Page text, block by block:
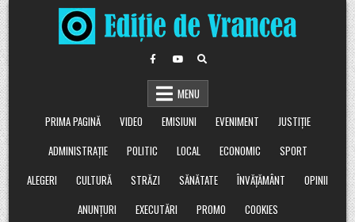
Skip
to
content
MENU
PRIMA PAGINĂ
VIDEO EMISIUNI EVENIMENT
JUSTIȚIE
ADMINISTRAȚIE
POLITIC LOCAL ECONOMIC
SPORT
ALEGERI
CULTURĂ STRĂZI SĂNĂTATE ÎNVĂȚĂMÂNT
OPINII
ANUNȚURI
EXECUTĂRI PROMO COOKIES